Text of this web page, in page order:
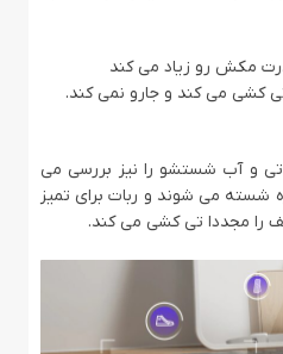
مکش رو زیاد می ‌کند
کشی می کند و جارو نمی ‌کند.
تی و آب شستشو را نیز بررسی می
شسته می‌ شوند و ربات برای تمیز
را مجددا تی ‌کشی می ‌کند.